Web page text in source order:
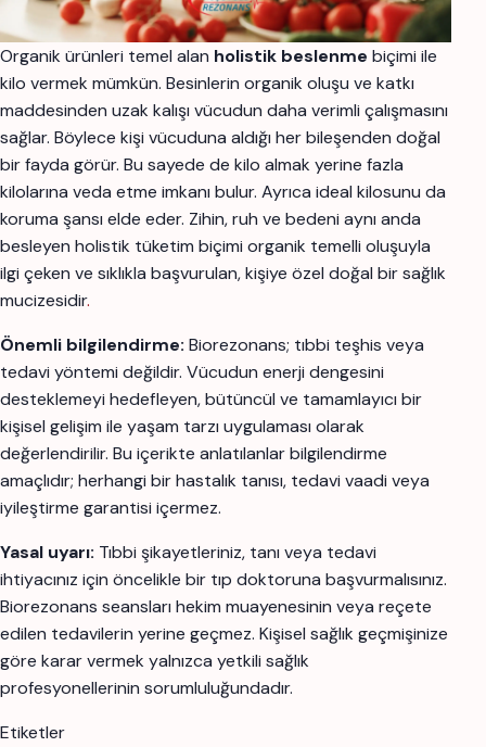
Organik ürünleri temel alan holistik beslenme biçimi ile
kilo vermek mümkün. Besinlerin organik oluşu ve katkı
maddesinden uzak kalışı vücudun daha verimli çalışmasını
sağlar. Böylece kişi vücuduna aldığı her bileşenden doğal
bir fayda görür. Bu sayede de kilo almak yerine fazla
kilolarına veda etme imkanı bulur. Ayrıca ideal kilosunu da
koruma şansı elde eder. Zihin, ruh ve bedeni aynı anda
besleyen holistik tüketim biçimi organik temelli oluşuyla
ilgi çeken ve sıklıkla başvurulan, kişiye özel doğal bir sağlık
mucizesidir.
Önemli bilgilendirme: Biorezonans; tıbbi teşhis veya
tedavi yöntemi değildir. Vücudun enerji dengesini
desteklemeyi hedefleyen, bütüncül ve tamamlayıcı bir
kişisel gelişim ile yaşam tarzı uygulaması olarak
değerlendirilir. Bu içerikte anlatılanlar bilgilendirme
amaçlıdır; herhangi bir hastalık tanısı, tedavi vaadi veya
iyileştirme garantisi içermez.
Yasal uyarı: Tıbbi şikayetleriniz, tanı veya tedavi
ihtiyacınız için öncelikle bir tıp doktoruna başvurmalısınız.
Biorezonans seansları hekim muayenesinin veya reçete
edilen tedavilerin yerine geçmez. Kişisel sağlık geçmişinize
göre karar vermek yalnızca yetkili sağlık
profesyonellerinin sorumluluğundadır.
Etiketler